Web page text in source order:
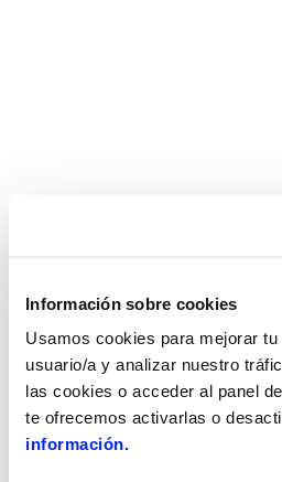
Información sobre cookies
Usamos cookies para mejorar
usuario/a y analizar nuestro
las cookies o acceder al panel
te ofrecemos activarlas o
información.